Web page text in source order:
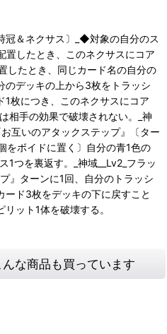
冠＆ネクサス〕_◆対象の自分のス
置したとき、このネクサスにコア
したとき、同じカード名の自分の
のデッキの上から3枚をトラッシ
1枚につき、このネクサスにコア
相手の効果で破壊されない。_神
互いのアタックステップ』〔ター
をボイドに置く〕自分の青1色の
1つを裏返す。_神域__Lv2_フラッ
』ターンに1回、自分のトラッシ
ード3枚をデッキの下に戻すこと
ット1体を破壊する。
な商品も買っています